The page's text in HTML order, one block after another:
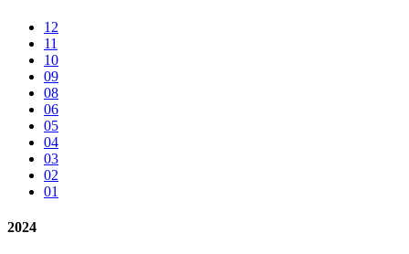
12
11
10
09
08
06
05
04
03
02
01
2024